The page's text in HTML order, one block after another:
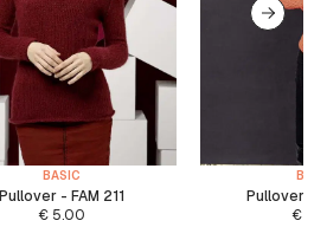
BASIC
Pullover - FAM 211
€ 5.00
Pullover -
€